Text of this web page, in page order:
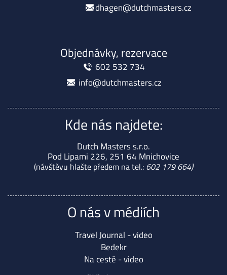
dhagen@dutchmasters.cz
Objednávky, rezervace
602 532 734
info@dutchmasters.cz
Kde nás najdete:
Dutch Masters s.r.o.
Pod Lipami 226, 251 64 Mnichovice
(návštěvu hlašte předem na tel.: 602 179 664)
O nás v médiích
Travel Journal - video
Bedekr
Na cestě - video